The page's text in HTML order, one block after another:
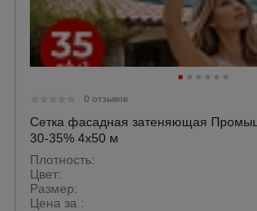
0 отзывов
Сетка фасадная затеняющая
30-35% 4х50 м
Плотность:
Цвет:
Размер:
Цена за :